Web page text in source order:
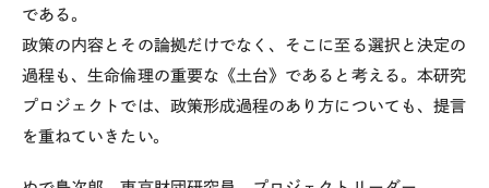
である。
政策の内容とその論拠だけでなく、そこに至る選択と決定の
過程も、生命倫理の重要な《土台》であると考える。本研究
プロジェクトでは、政策形成過程のあり方についても、提言
を重ねていきたい。